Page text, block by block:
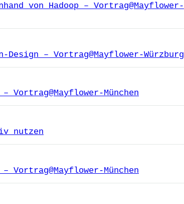
von Hadoop – Vortrag@Mayflower-
Design – Vortrag@Mayflower-Würzburg
Vortrag@Mayflower-München
nutzen
Vortrag@Mayflower-München